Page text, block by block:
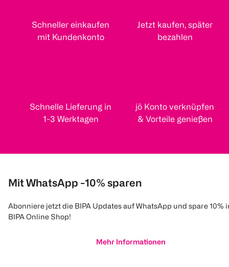
Schneller einkaufen
mit Kundenkonto
Jetzt kaufen, später
bezahlen
Schnelle Lieferung in
1-3 Werktagen
jö Konto verknüpfen
& Vorteile genießen
Mit WhatsApp -10% sparen
Abonniere jetzt die BIPA Updates auf WhatsApp und spare 10%
BIPA Online Shop!
Mehr Informationen